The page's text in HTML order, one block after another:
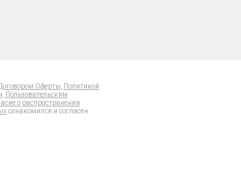
Оферты
Политикой
Пользовательским
о распространении
ознакомился и согласен